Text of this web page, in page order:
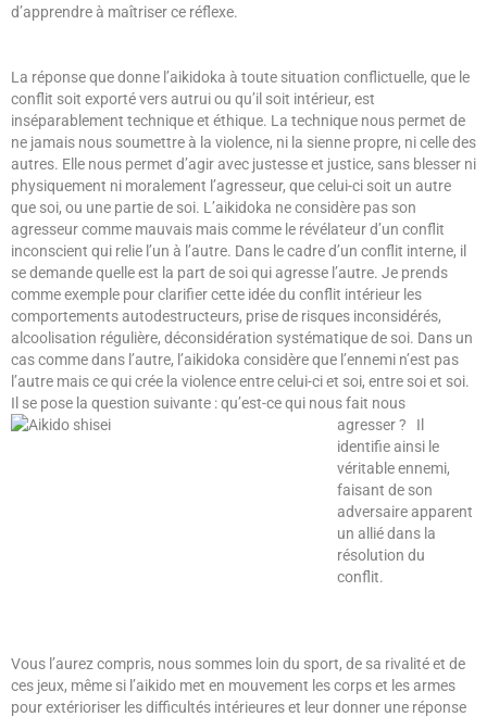
d’apprendre à maîtriser ce réflexe.
La réponse que donne l’aikidoka à toute situation conflictuelle, que le
conflit soit exporté vers autrui ou qu’il soit intérieur, est
inséparablement technique et éthique. La technique nous permet de
ne jamais nous soumettre à la violence, ni la sienne propre, ni celle des
autres. Elle nous permet d’agir avec justesse et justice, sans blesser ni
physiquement ni moralement l’agresseur, que celui-ci soit un autre
que soi, ou une partie de soi. L’aikidoka ne considère pas son
agresseur comme mauvais mais comme le révélateur d’un conflit
inconscient qui relie l’un à l’autre. Dans le cadre d’un conflit interne, il
se demande quelle est la part de soi qui agresse l’autre. Je prends
comme exemple pour clarifier cette idée du conflit intérieur les
comportements autodestructeurs, prise de risques inconsidérés,
alcoolisation régulière, déconsidération systématique de soi. Dans un
cas comme dans l’autre, l’aikidoka considère que l’ennemi n’est pas
l’autre mais ce qui crée la violence entre celui-ci et soi, entre soi et soi.
Il se pose la question suivante : qu’est-ce qui nous fait nous
agresser ? Il
identifie ainsi le
véritable ennemi,
faisant de son
adversaire apparent
un allié dans la
résolution du
conflit.
Vous l’aurez compris, nous sommes loin du sport, de sa rivalité et de
ces jeux, même si l’aikido met en mouvement les corps et les armes
pour extérioriser les difficultés intérieures et leur donner une réponse